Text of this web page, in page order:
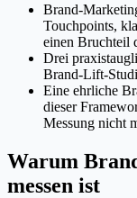
Brand-
Touchpoints,
einen Bruchteil
Drei
Brand-Lift-
Eine ehrliche
dieser
Messung nicht
Warum
messen ist